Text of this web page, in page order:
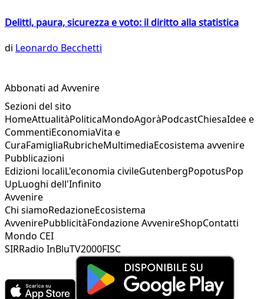
Delitti, paura, sicurezza e voto: il diritto alla statistica
di Leonardo Becchetti
Abbonati ad Avvenire
Sezioni del sito
HomeAttualitàPoliticaMondoAgoràPodcastChiesaIdee e
CommentiEconomiaVita e
CuraFamigliaRubricheMultimediaEcosistema avvenire
Pubblicazioni
Edizioni localiL'economia civileGutenbergPopotusPop
UpLuoghi dell'Infinito
Avvenire
Chi siamoRedazioneEcosistema
AvvenirePubblicitàFondazione AvvenireShopContatti
Mondo CEI
SIRRadio InBluTV2000FISC